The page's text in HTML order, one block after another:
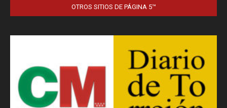
OTROS SITIOS DE PÁGINA 5™